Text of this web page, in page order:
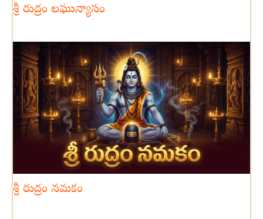
శ్రీ రుద్రం లఘున్యాసం
శ్రీ రుద్రం నమకం